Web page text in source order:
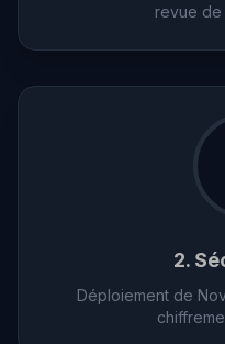
revue de
2.
Déploiement de